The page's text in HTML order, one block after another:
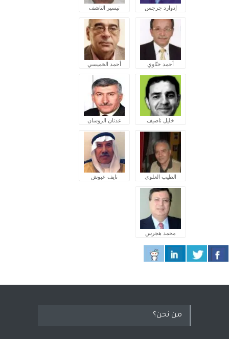
إدوارد جرجس تيسير الناشف
أحمد ختّاوي أحمد الخميسي
خليل ناصيف عدنان الروسان
الطيب العلوي نايف عبوش
محمد هجرس
من نحن؟